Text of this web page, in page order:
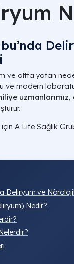
ve altta yatan
ve modern
uzmanlarımız,
A Life Sağlık
Deliryum ve
Nedir?